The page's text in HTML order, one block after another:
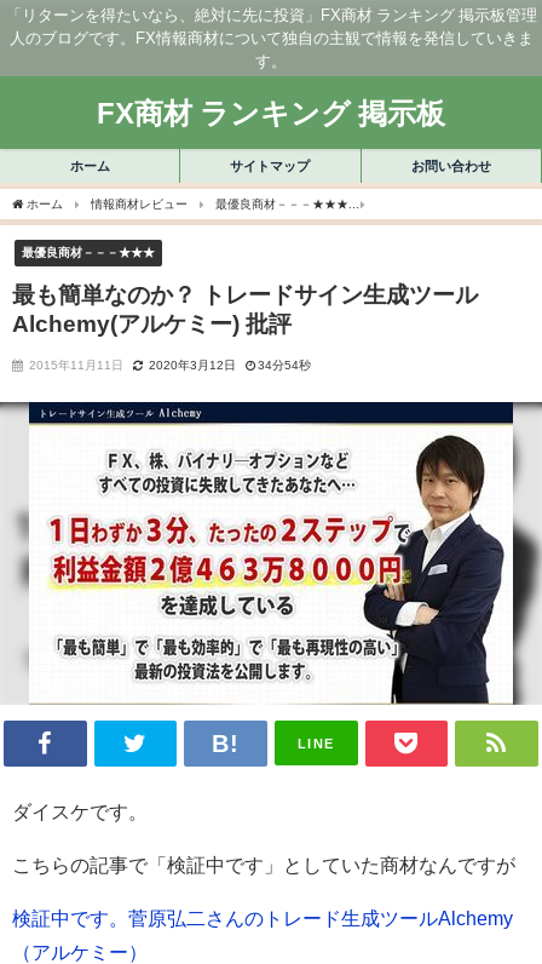
「リターンを得たいなら、絶対に先に投資」FX商材 ランキング 掲示板管理
人のブログです。FX情報商材について独自の主観で情報を発信していきま
す。
FX商材 ランキング 掲示板
ホーム サイトマップ お問い合わせ
ホーム 情報商材レビュー 最優良商材－－－★★★
最優良商材－－－★★★
最も簡単なのか？ トレードサイン生成ツール
Alchemy(アルケミー) 批評
2015年11月11日 2020年3月12日 34分54秒
LINE
ダイスケです。
こちらの記事で「検証中です」としていた商材なんですが
検証中です。菅原弘二さんのトレード生成ツールAlchemy
（アルケミー）